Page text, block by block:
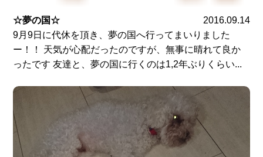
☆夢の国☆
2016.09.14
9月9日に代休を頂き、夢の国へ行ってまいりました
ー！！ 天気が心配だったのですが、無事に晴れて良か
ったです 友達と、夢の国に行くのは1,2年ぶりくらい...